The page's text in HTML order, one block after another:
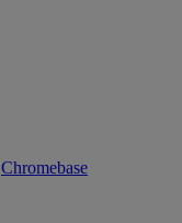
Chromebase